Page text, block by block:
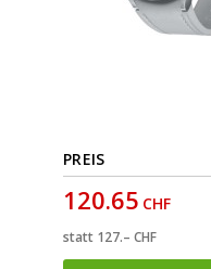
PREIS
120.65 CHF
statt 127.– CHF